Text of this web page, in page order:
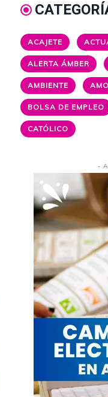
ACAJETE
ALERTA ÁMBER
AMBIENTE
BOLSA DE EMPLEO
CATÓLICO
-